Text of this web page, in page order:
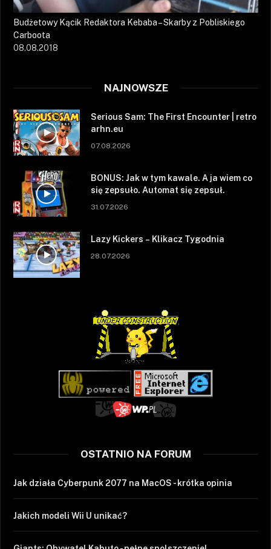
Budżetowy Kącik Redaktora Kebaba – Skarby z Pobliskiego
Carboota
08.08.2018
NAJNOWSZE
Serious Sam: The First Encounter | retro
arhn.eu
07.08.2026
BONUS: Jak w tym kawale. A ja wiem co
się zepsuło. Automat się zepsuł.
31.07.2026
Lazy Kickers – Klikacz Tygodnia
28.07.2026
OSTATNIO NA FORUM
Jak działa Cyberpunk 2077 na MacOS - krótka opinia
Jakich modeli Wii U unikać?